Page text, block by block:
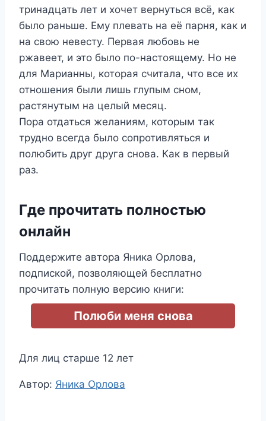
тринадцать лет и хочет вернуться всё, как
было раньше. Ему плевать на её парня, как и
на свою невесту. Первая любовь не
ржавеет, и это было по-настоящему. Но не
для Марианны, которая считала, что все их
отношения были лишь глупым сном,
растянутым на целый месяц.
Пора отдаться желаниям, которым так
трудно всегда было сопротивляться и
полюбить друг друга снова. Как в первый
раз.
Где прочитать полностью
онлайн
Поддержите автора Яника Орлова,
подпиской, позволяющей бесплатно
прочитать полную версию книги:
Полюби меня снова
Для лиц старше 12 лет
Метки
Автор: Яника Орлова